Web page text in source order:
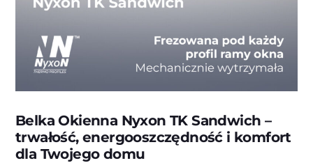
Belka Okienna Nyxon TK Sandwich –
trwałość, energooszczędność i komfort
dla Twojego domu